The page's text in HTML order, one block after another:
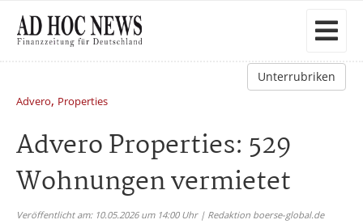
Unterrubriken
Advero, Properties
Advero Properties: 529
Wohnungen vermietet
Veröffentlicht am: 10.05.2026 um 14:00 Uhr | Redaktion boerse-global.de